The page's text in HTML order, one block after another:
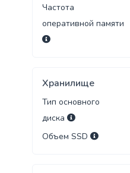
Частота
оперативной памяти
Хранилище
Тип основного
диска
Объем SSD